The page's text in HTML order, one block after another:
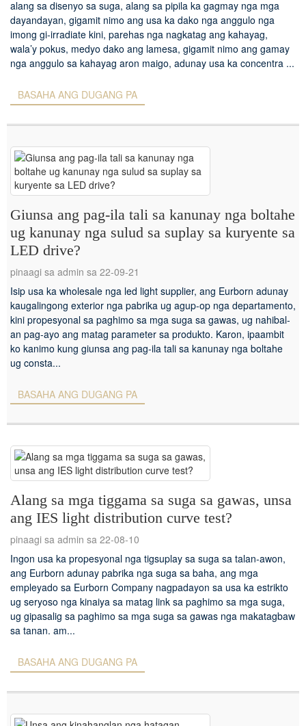
alang sa disenyo sa suga, alang sa pipila ka gagmay nga mga
dayandayan, gigamit nimo ang usa ka dako nga anggulo nga
imong gi-irradiate kini, parehas nga nagkatag ang kahayag,
wala’y pokus, medyo dako ang lamesa, gigamit nimo ang gamay
nga anggulo sa kahayag aron maigo, adunay usa ka concentra ...
BASAHA ANG DUGANG PA
Giunsa ang pag-ila tali sa kanunay nga boltahe
ug kanunay nga sulud sa suplay sa kuryente sa
LED drive?
pinaagi sa admin sa 22-09-21
Isip usa ka wholesale nga led light supplier, ang Eurborn adunay
kaugalingong exterior nga pabrika ug agup-op nga departamento,
kini propesyonal sa paghimo sa mga suga sa gawas, ug nahibal-
an pag-ayo ang matag parameter sa produkto. Karon, ipaambit
ko kanimo kung giunsa ang pag-ila tali sa kanunay nga boltahe
ug consta...
BASAHA ANG DUGANG PA
Alang sa mga tiggama sa suga sa gawas, unsa
ang IES light distribution curve test?
pinaagi sa admin sa 22-08-10
Ingon usa ka propesyonal nga tigsuplay sa suga sa talan-awon,
ang Eurborn adunay pabrika nga suga sa baha, ang mga
empleyado sa Eurborn Company nagpadayon sa usa ka estrikto
ug seryoso nga kinaiya sa matag link sa paghimo sa mga suga,
ug gipasalig sa paghimo sa mga suga sa gawas nga makatagbaw
sa tanan. am...
BASAHA ANG DUGANG PA